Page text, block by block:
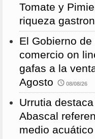
Tomate y
riqueza
El Gobierno
comercio on
gafas a la
Agosto
08/08/26
Urrutia
Abascal
medio acuático